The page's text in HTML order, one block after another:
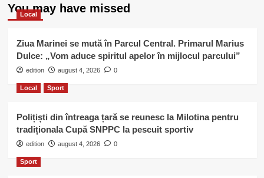
You may have missed
Local
Ziua Marinei se mută în Parcul Central. Primarul Marius
Dulce: „Vom aduce spiritul apelor în mijlocul parcului”
edition august 4, 2026 0
Local Sport
Polițiști din întreaga țară se reunesc la Milotina pentru
tradiționala Cupă SNPPC la pescuit sportiv
edition august 4, 2026 0
Sport